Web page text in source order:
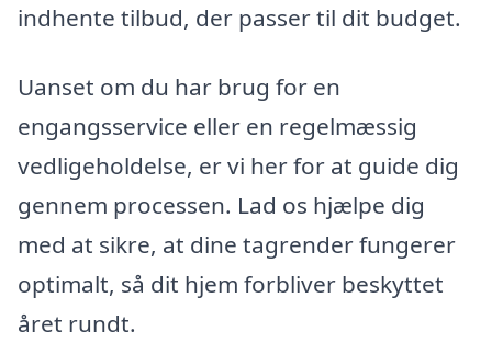
indhente tilbud, der passer til dit budget.
Uanset om du har brug for en
engangsservice eller en regelmæssig
vedligeholdelse, er vi her for at guide dig
gennem processen. Lad os hjælpe dig
med at sikre, at dine tagrender fungerer
optimalt, så dit hjem forbliver beskyttet
året rundt.